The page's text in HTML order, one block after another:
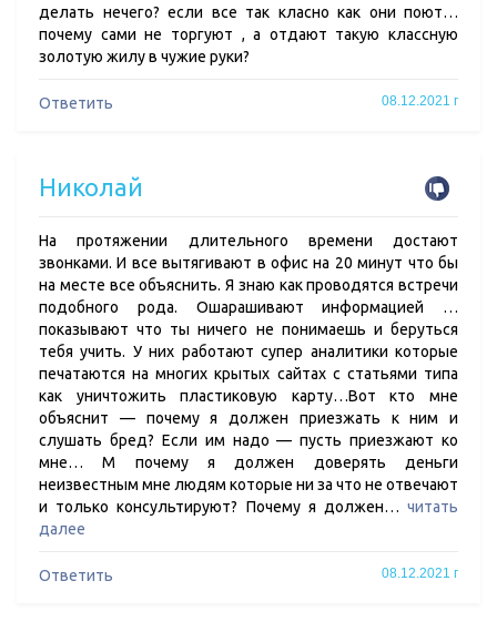
делать нечего? если все так класно как они поют…
почему сами не торгуют , а отдают такую классную
золотую жилу в чужие руки?
Ответить 08.12.2021 г
Николай
На протяжении длительного времени достают
звонками. И все вытягивают в офис на 20 минут что бы
на месте все объяснить. Я знаю как проводятся встречи
подобного рода. Ошарашивают информацией …
показывают что ты ничего не понимаешь и беруться
тебя учить. У них работают супер аналитики которые
печатаются на многих крытых сайтах с статьями типа
как уничтожить пластиковую карту…Вот кто мне
объяснит — почему я должен приезжать к ним и
слушать бред? Если им надо — пусть приезжают ко
мне… М почему я должен доверять деньги
неизвестным мне людям которые ни за что не отвечают
и только консультируют? Почему я должен… читать
далее
Ответить 08.12.2021 г